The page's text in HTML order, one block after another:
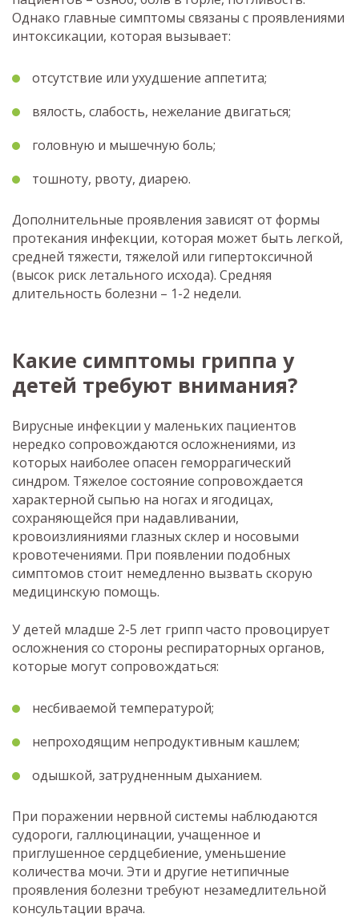
Однако главные симптомы связаны с проявлениями
интоксикации, которая вызывает:
отсутствие или ухудшение аппетита;
вялость, слабость, нежелание двигаться;
головную и мышечную боль;
тошноту, рвоту, диарею.
Дополнительные проявления зависят от формы
протекания инфекции, которая может быть легкой,
средней тяжести, тяжелой или гипертоксичной
(высок риск летального исхода). Средняя
длительность болезни – 1-2 недели.
Какие симптомы гриппа у
детей требуют внимания?
Вирусные инфекции у маленьких пациентов
нередко сопровождаются осложнениями, из
которых наиболее опасен геморрагический
синдром. Тяжелое состояние сопровождается
характерной сыпью на ногах и ягодицах,
сохраняющейся при надавливании,
кровоизлияниями глазных склер и носовыми
кровотечениями. При появлении подобных
симптомов стоит немедленно вызвать скорую
медицинскую помощь.
У детей младше 2-5 лет грипп часто провоцирует
осложнения со стороны респираторных органов,
которые могут сопровождаться:
несбиваемой температурой;
непроходящим непродуктивным кашлем;
одышкой, затрудненным дыханием.
При поражении нервной системы наблюдаются
судороги, галлюцинации, учащенное и
приглушенное сердцебиение, уменьшение
количества мочи. Эти и другие нетипичные
проявления болезни требуют незамедлительной
консультации врача.